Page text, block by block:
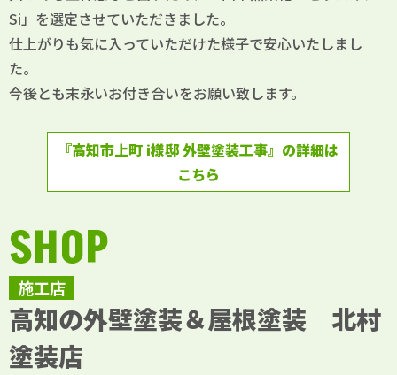
Si」を選定させていただきました。
仕上がりも気に入っていただけた様子で安心いたしまし
た。
今後とも末永いお付き合いをお願い致します。
『高知市上町 i様邸 外壁塗装工事』の詳細は
こちら
施工店
SHOP
高知の外壁塗装＆屋根塗装 北村
塗装店